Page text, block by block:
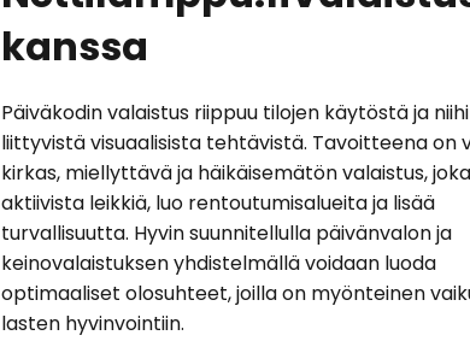
kanssa
Päiväkodin valaistus riippuu tilojen käytöstä ja
liittyvistä visuaalisista tehtävistä. Tavoitteena on
kirkas, miellyttävä ja häikäisemätön valaistus,
aktiivista leikkiä, luo rentoutumisalueita ja lisää
turvallisuutta. Hyvin suunnitellulla päivänvalon ja
keinovalaistuksen yhdistelmällä voidaan luoda
optimaaliset olosuhteet, joilla on myönteinen
lasten hyvinvointiin.